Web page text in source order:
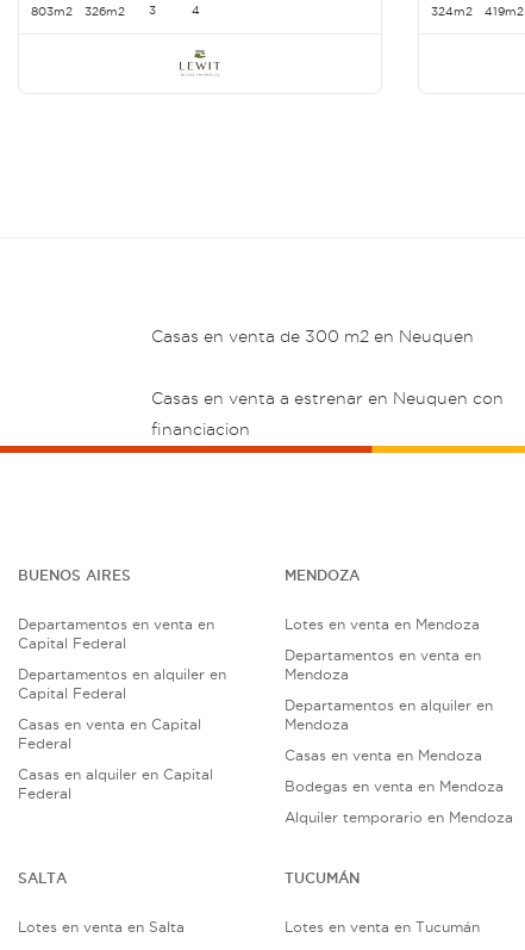
803m2 326m2 3 4 324m2 419m2
Casas en venta de 300 m2 en Neuquen
Casas en venta a estrenar en Neuquen con
financiacion
BUENOS AIRES
Departamentos en venta en
Capital Federal
Departamentos en alquiler en
Capital Federal
Casas en venta en Capital
Federal
Casas en alquiler en Capital
Federal
MENDOZA
Lotes en venta en Mendoza
Departamentos en venta en
Mendoza
Departamentos en alquiler en
Mendoza
Casas en venta en Mendoza
Bodegas en venta en Mendoza
Alquiler temporario en Mendoza
SALTA
Lotes en venta en Salta
TUCUMÁN
Lotes en venta en Tucumán